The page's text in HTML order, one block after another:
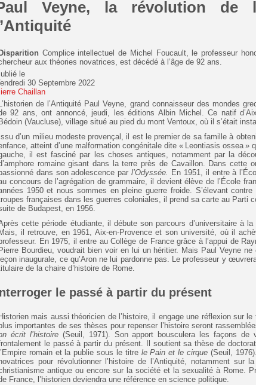
Veyne, la révolution de
Disparition Complice intellectuel de Michel Foucault, le professeur
aux théories novatrices, est décédé à l’âge de 92 ans.
le
30 Septembre 2022
Chaillan
L’historien de l’Antiquité Paul Veyne, grand connaisseur des mondes
92 ans, ont annoncé, jeudi, les éditions Albin Michel. Ce natif
Bédoin (Vaucluse), village situé au pied du mont Ventoux, où il s’était
Issu d’un milieu modeste provençal, il est le premier de sa famille à
atteint d’une malformation congénitale dite « Leontiasis ossea »
il est fasciné par les choses antiques, notamment par la
romaine gisant dans la terre près de Cavaillon. Dans cette
dans son adolescence parl’Odyssée. En 1951, il entre à
concours de l’agrégation de grammaire, il devient élève de l’École
1950 et nous sommes en pleine guerre froide. S’élevant
françaises dans les guerres coloniales, il prend sa carte au Parti
de Budapest, en 1956.
cette période étudiante, il débute son parcours d’universitaire à
Mais, il retrouve, en 1961, Aix-en-Provence et son université, où il
En 1975, il entre au Collège de France grâce à l’appui de
Pierre Bourdieu, voudrait bien voir en lui un héritier. Mais Paul Veyne
leçon inaugurale, ce qu’Aron ne lui pardonne pas. Le professeur y
de la chaire d’histoire de Rome.
le passé à partir du présent
Historien mais aussi théoricien de l’histoire, il engage une réflexion sur
importantes de ses thèses pour repenser l’histoire seront
écrit l’histoire (Seuil, 1971). Son apport bousculera les façons de
le passé à partir du présent. Il soutient sa thèse de
l’Empire romain et la publie sous le titre le Pain et le cirque (Seuil,
pour révolutionner l’histoire de l’Antiquité, notamment sur
antique ou encore sur la société et la sexualité à Rome.
France, l’historien deviendra une référence en science politique.